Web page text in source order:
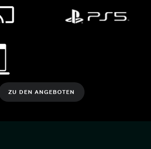
ZU DEN ANGEBOTEN